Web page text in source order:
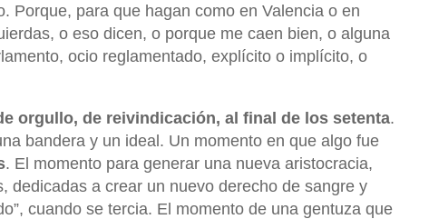
Porque, para que hagan como en Valencia o en
o eso dicen, o porque me caen bien, o alguna
ocio reglamentado, explícito o implícito, o
orgullo, de reivindicación, al final de los setenta.
bandera y un ideal. Un momento en que algo fue
. El momento para generar una nueva aristocracia,
dedicadas a crear un nuevo derecho de sangre y
cuando se tercia. El momento de una gentuza que